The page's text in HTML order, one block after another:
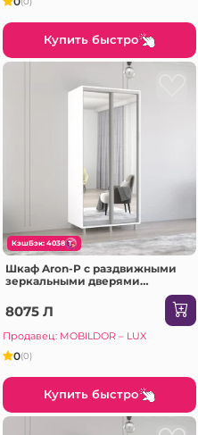
Купить быстро
КэшБэк: 4038
Шкаф Aron-P с раздвижными
зеркальными дверями
8075 Л
Продавец: MOBILDOR – LUX
0(0)
Купить быстро